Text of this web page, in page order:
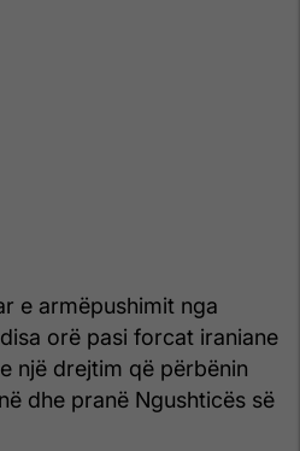
e armëpushimit nga
orë pasi forcat iraniane
një drejtim që përbënin
dhe pranë Ngushticës së